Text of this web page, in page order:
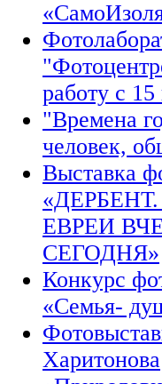
работу с
"Времена
человек,
Выставка
ЕВРЕИ
СЕГОДНЯ»
Конкурс
«Семья-
Харитонова